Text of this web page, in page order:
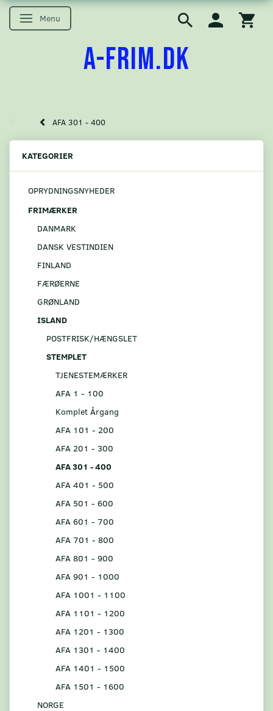
Skifte navigation
Menu
A-FRIM.DK
AFA 301 - 400
KATEGORIER
OPRYDNINGSNYHEDER
FRIMÆRKER
DANMARK
DANSK VESTINDIEN
FINLAND
FÆRØERNE
GRØNLAND
ISLAND
POSTFRISK/HÆNGSLET
STEMPLET
TJENESTEMÆRKER
AFA 1 - 100
Komplet Årgang
AFA 101 - 200
AFA 201 - 300
AFA 301 - 400
AFA 401 - 500
AFA 501 - 600
AFA 601 - 700
AFA 701 - 800
AFA 801 - 900
AFA 901 - 1000
AFA 1001 - 1100
AFA 1101 - 1200
AFA 1201 - 1300
AFA 1301 - 1400
AFA 1401 - 1500
AFA 1501 - 1600
NORGE